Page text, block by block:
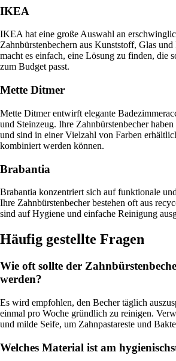
IKEA
IKEA hat eine große Auswahl an
Zahnbürstenbechern aus Kunststoff, Glas
macht es einfach, eine Lösung zu finden, die
zum Budget passt.
Mette Ditmer
Mette Ditmer entwirft elegante
und Steinzeug. Ihre Zahnbürstenbecher
und sind in einer Vielzahl von Farben
kombiniert werden können.
Brabantia
Brabantia konzentriert sich auf funktionale
Ihre Zahnbürstenbecher bestehen oft aus
sind auf Hygiene und einfache Reinigung
Häufig gestellte Fragen
Wie oft sollte der
werden?
Es wird empfohlen, den Becher täglich
einmal pro Woche gründlich zu reinigen.
und milde Seife, um Zahnpastareste und
Welches Material ist am